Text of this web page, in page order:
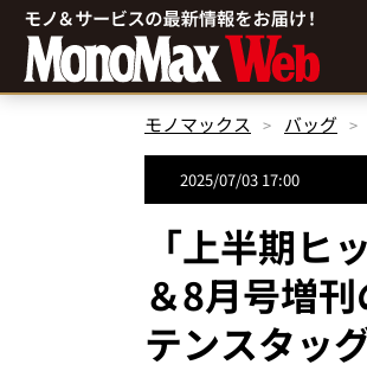
モノマックス バッグ
2025/07/03 17:00
「上半期
＆8月号増
テンスタッグ